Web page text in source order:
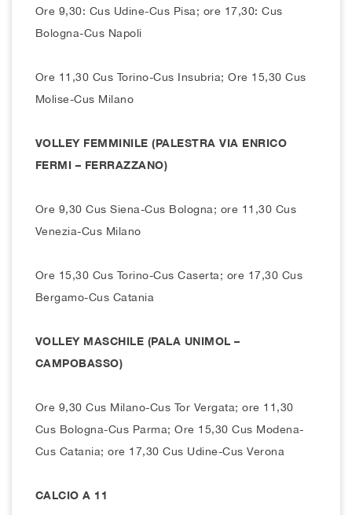
Ore 9,30: Cus Udine-Cus Pisa; ore 17,30: Cus
Bologna-Cus Napoli
Ore 11,30 Cus Torino-Cus Insubria; Ore 15,30 Cus
Molise-Cus Milano
VOLLEY FEMMINILE (PALESTRA VIA ENRICO
FERMI – FERRAZZANO)
Ore 9,30 Cus Siena-Cus Bologna; ore 11,30 Cus
Venezia-Cus Milano
Ore 15,30 Cus Torino-Cus Caserta; ore 17,30 Cus
Bergamo-Cus Catania
VOLLEY MASCHILE (PALA UNIMOL –
CAMPOBASSO)
Ore 9,30 Cus Milano-Cus Tor Vergata; ore 11,30
Cus Bologna-Cus Parma; Ore 15,30 Cus Modena-
Cus Catania; ore 17,30 Cus Udine-Cus Verona
CALCIO A 11